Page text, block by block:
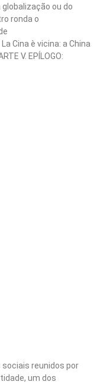
ou do
ronda o
Cina è vicina: a China
V. EPÍLOGO:
reunidos por
um dos